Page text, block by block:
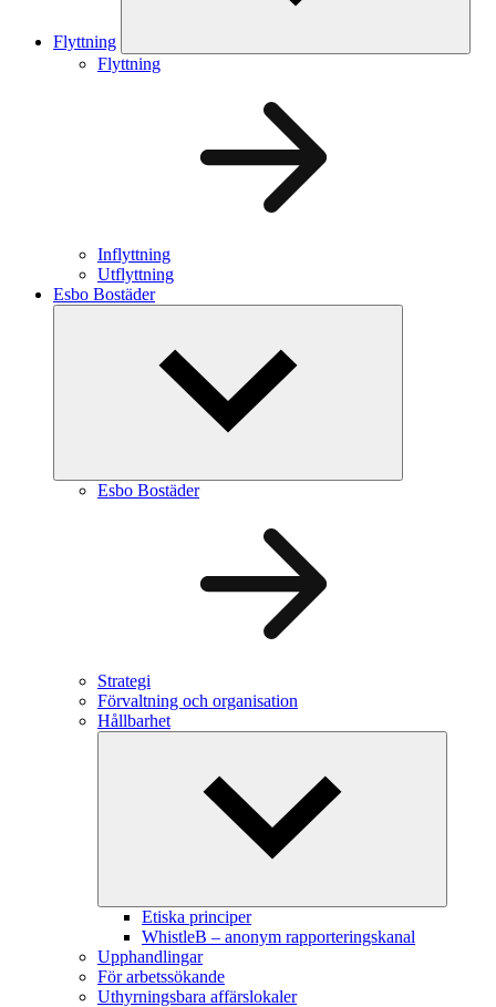
Flyttning
Flyttning
Inflyttning
Utflyttning
Esbo Bostäder
Esbo Bostäder
Strategi
Förvaltning och organisation
Hållbarhet
Etiska principer
WhistleB – anonym rapporteringskanal
Upphandlingar
För arbetssökande
Uthyrningsbara affärslokaler